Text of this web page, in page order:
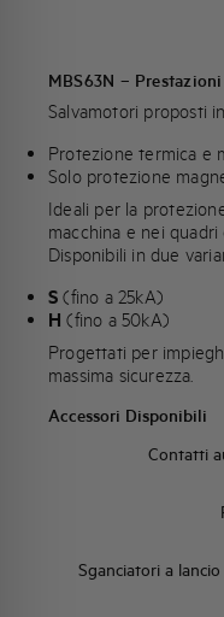
MBS63N –
Salvamotori proposti
Protezione termica e
Solo protezione
Ideali per la
macchina e nei quadri
Disponibili in due
S (fino a 25kA)
H (fino a 50kA)
Progettati per
massima sicurezza.
Accessori Disponibili
Contatti
Sganciatori a